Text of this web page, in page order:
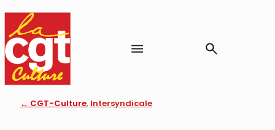
← CGT-Culture, Intersyndicale